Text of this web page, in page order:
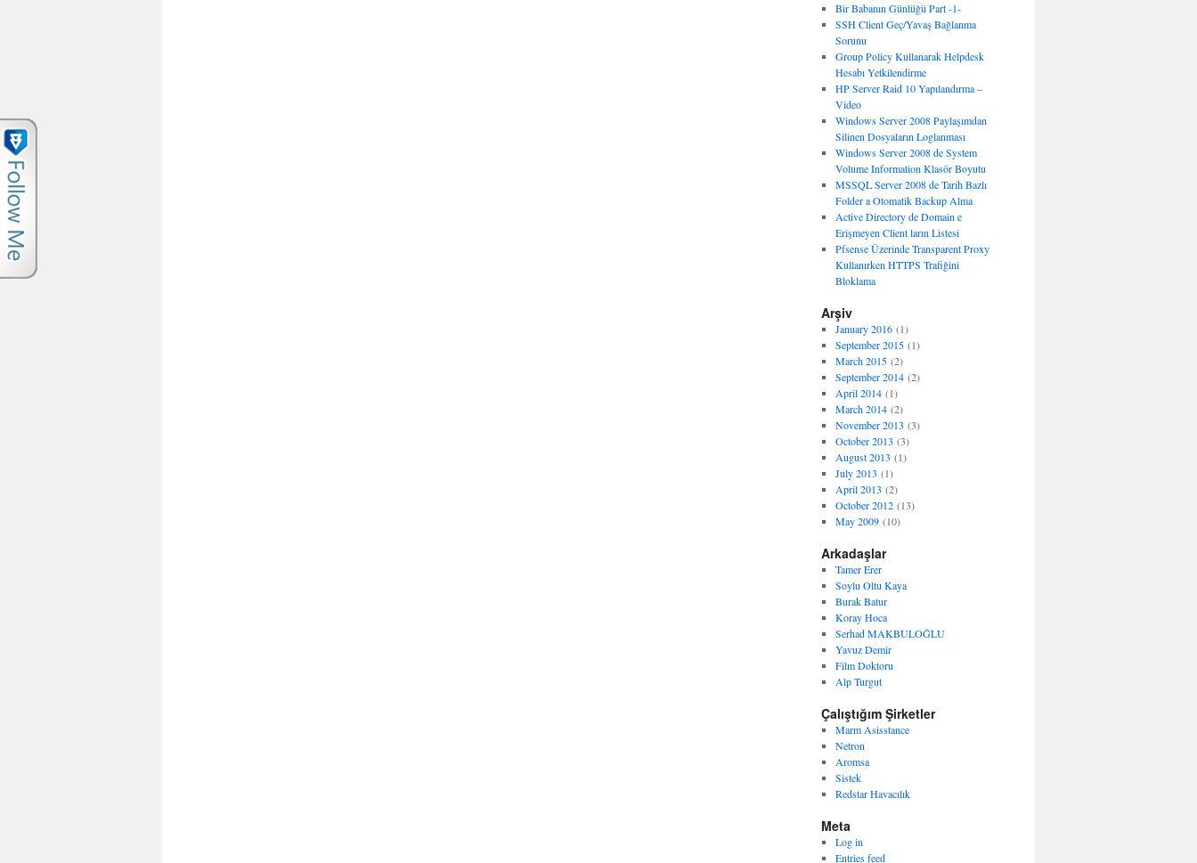
Bir Babanın Günlüğü Part -1-
SSH Client Geç/Yavaş Bağlanma
Sorunu
Group Policy Kullanarak Helpdesk
Hesabı Yetkilendirme
HP Server Raid 10 Yapılandırma –
Video
Windows Server 2008 Paylaşımdan
Silinen Dosyaların Loglanması
Windows Server 2008 de System
Volume Information Klasör Boyutu
MSSQL Server 2008 de Tarih Bazlı
Folder a Otomatik Backup Alma
Active Directory de Domain e
Erişmeyen Client ların Listesi
Pfsense Üzerinde Transparent Proxy
Kullanırken HTTPS Trafiğini
Bloklama
Arşiv
January 2016(1)
September 2015(1)
March 2015(2)
September 2014(2)
April 2014(1)
March 2014(2)
November 2013 (3)
October 2013 (3)
August 2013 (1)
July 2013 (1)
April 2013 (2)
October 2012(13)
May 2009(10)
Arkadaşlar
Tamer Erer
Soylu Oltu Kaya
Burak Batur
Koray Hoca
Serhad MAKBULOĞLU
Yavuz Demir
Film Doktoru
Alp Turgut
Çalıştığım Şirketler
Marm Asisstance
Netron
Aromsa
Sistek
Redstar Havacılık
Meta
Log in
Entries feed